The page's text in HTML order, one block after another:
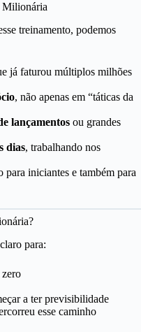
Milionária
treinamento, podemos
já faturou múltiplos milhões
, não apenas em “táticas da
lançamentos ou grandes
dias, trabalhando nos
para iniciantes e também para
para:
a ter previsibilidade
esse caminho